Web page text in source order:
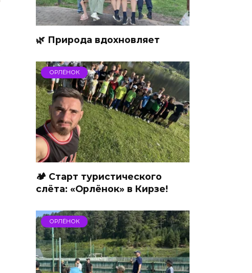
🌿 Природа вдохновляет
ОРЛЁНОК
🏕 Старт туристического
слёта: «Орлёнок» в Кирзе!
ОРЛЁНОК